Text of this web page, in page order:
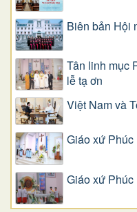
Biên bản Hội
Tân linh mục
lễ tạ ơn
Việt Nam và
Giáo xứ
Giáo xứ